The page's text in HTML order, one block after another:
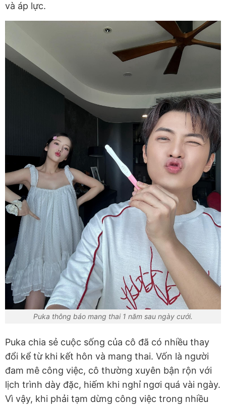
và áp lực.
Puka thông báo mang thai 1 năm sau ngày cưới.
Puka chia sẻ cuộc sống của cô đã có nhiều thay
đổi kể từ khi kết hôn và mang thai. Vốn là người
đam mê công việc, cô thường xuyên bận rộn với
lịch trình dày đặc, hiếm khi nghỉ ngơi quá vài ngày.
Vì vậy, khi phải tạm dừng công việc trong nhiều